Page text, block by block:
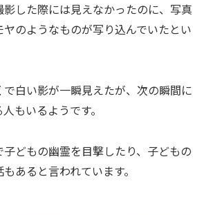
した際には見えなかったのに、写真
のようなものが写り込んでいたとい
で白い影が一瞬見えたが、次の瞬間に
もいるようです。
どもの幽霊を目撃したり、子どもの
あると言われています。